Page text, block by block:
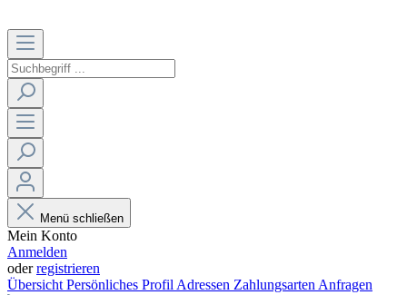
Menü schließen
Mein Konto
Anmelden
oderregistrieren
Übersicht Persönliches Profil Adressen Zahlungsarten Anfragen